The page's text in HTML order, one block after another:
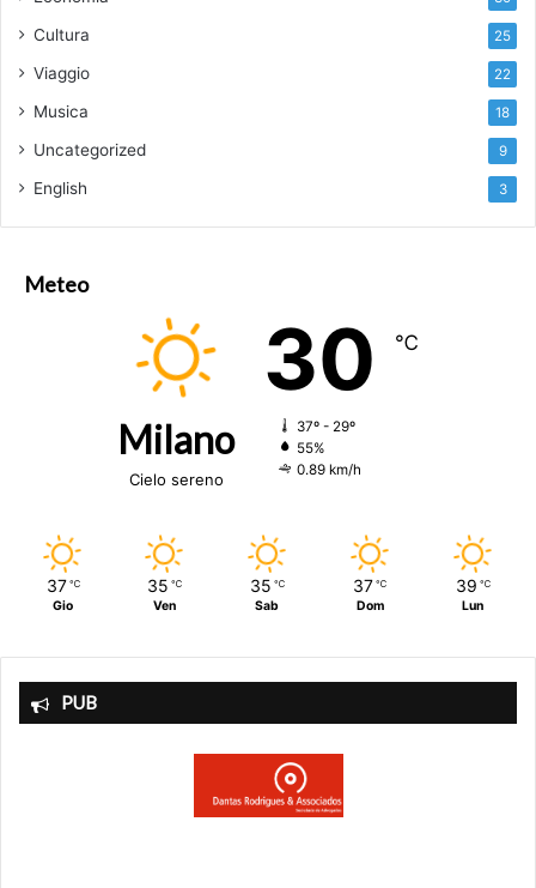
Cultura 25
Viaggio 22
Musica 18
Uncategorized 9
English 3
Meteo
Milano
Cielo sereno
30 ℃
37º - 29º
55%
0.89 km/h
37 ℃
Gio
35 ℃
Ven
35 ℃
Sab
37 ℃
Dom
39 ℃
Lun
PUB